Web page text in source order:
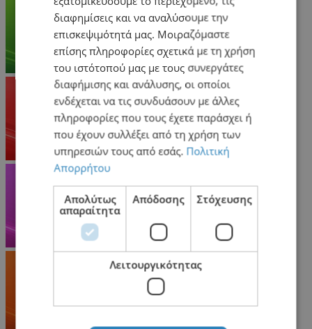
διαφημίσεις και να αναλύσουμε την
επισκεψιμότητά μας. Μοιραζόμαστε
επίσης πληροφορίες σχετικά με τη χρήση
του ιστότοπού μας με τους συνεργάτες
διαφήμισης και ανάλυσης, οι οποίοι
ενδέχεται να τις συνδυάσουν με άλλες
πληροφορίες που τους έχετε παράσχει ή
που έχουν συλλέξει από τη χρήση των
υπηρεσιών τους από εσάς. Πολιτική
Απορρήτου
Απολύτως
απαραίτητα
Απόδοσης Στόχευσης
Λειτουργικότητας